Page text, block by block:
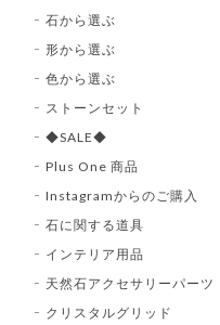
石から選ぶ
形から選ぶ
色から選ぶ
ストーンセット
◆SALE◆
Plus One 商品
Instagramからのご購入
石に関する道具
インテリア用品
天然石アクセサリーパーツ
クリスタルグリッド